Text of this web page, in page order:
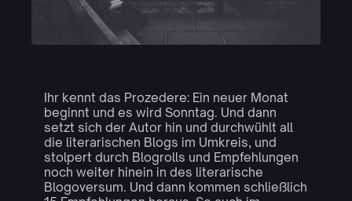
Ihr kennt das Prozedere: Ein neuer Monat
beginnt und es wird Sonntag. Und dann
setzt sich der Autor hin und durchwühlt all
die literarischen Blogs im Umkreis, und
stolpert durch Blogrolls und Empfehlungen
noch weiter hinein in des literarische
Blogoversum. Und dann kommen schließlich